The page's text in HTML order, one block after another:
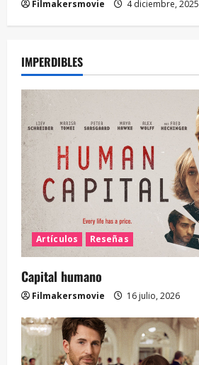
Filmakersmovie 4 diciembre, 2025
IMPERDIBLES
Artículos Reseñas
Capital humano
Filmakersmovie 16 julio, 2026